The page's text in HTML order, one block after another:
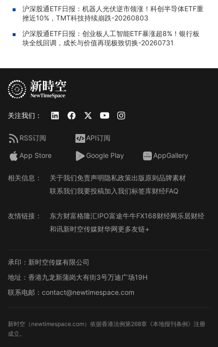
沪深股通ETF日报：机器人光伏逆市领涨！科创半导体ETF重
挫近10%，TMT科技持续崩跌-20260803
沪深股通ETF日报：创业板人工智能ETF暴涨超8%！银行板
块全线回调，成长与价值再现极致切换-20260731
关注我们：
RSS订阅 API订阅
App Store Google Play AppGallery
相关信息： 关于我们免责声明隐私政策出版原则品牌素材
联系我们我要投稿加入我们标签库财经FAQ
友情链接： 东方财富格隆汇IPO富途牛牛FX168财经网乐居财经
和讯新时空传媒财华网更多友链+
承印：新时空传媒有限公司
地址：香港九龙新蒲岗大有街3号万迪广场19H
联系电邮：contact@newtimespace.com
新时空（ newtimespace.com）依据香港法例第268章《本地报刊条例》注册
成立。